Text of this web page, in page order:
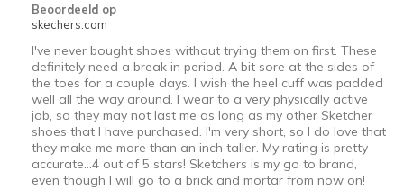
Beoordeeld op
skechers.com
I've never bought shoes without trying them on first. These
definitely need a break in period. A bit sore at the sides of
the toes for a couple days. I wish the heel cuff was padded
well all the way around. I wear to a very physically active
job, so they may not last me as long as my other Sketcher
shoes that I have purchased. I'm very short, so I do love that
they make me more than an inch taller. My rating is pretty
accurate...4 out of 5 stars! Sketchers is my go to brand,
even though I will go to a brick and mortar from now on!